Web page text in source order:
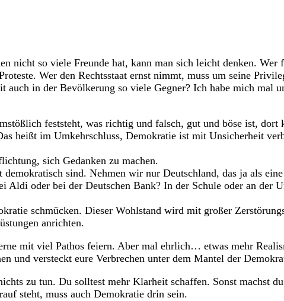
nicht so viele Freunde hat, kann man sich leicht denken. Wer
Wer den Rechtsstaat ernst nimmt, muss um seine
in der Bevölkerung so viele Gegner? Ich habe mich mal
feststeht, was richtig und falsch, gut und böse ist, dort
heißt im Umkehrschluss, Demokratie ist mit Unsicherheit
sich Gedanken zu machen.
sind. Nehmen wir nur Deutschland, das ja als
Aldi oder bei der Deutschen Bank? In der Schule oder an der
schmücken. Dieser Wohlstand wird mit großer
anrichten.
mit viel Pathos feiern. Aber mal ehrlich… etwas mehr
und versteckt eure Verbrechen unter dem Mantel der
zu tun. Du solltest mehr Klarheit schaffen. Sonst machst
steht, muss auch Demokratie drin sein.